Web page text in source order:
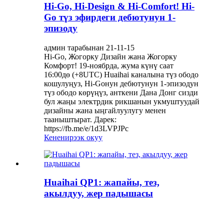
Hi-Go, Hi-Design & Hi-Comfort! Hi-
Go түз эфирдеги дебютунун 1-
эпизоду
админ тарабынан 21-11-15
Hi-Go, Жогорку Дизайн жана Жогорку
Комфорт! 19-ноябрда, жума күнү саат
16:00дө (+8UTC) Huaihai каналына түз ободо
кошулуңуз, Hi-Goнун дебютунун 1-эпизодун
түз ободо көрүңүз, анткени Дана Донг сизди
бул жаңы электрдик рикшанын укмуштуудай
дизайны жана ыңгайлуулугу менен
тааныштырат. Дарек:
https://fb.me/e/1d3LVPJPc
Кененирээк окуу
Huaihai QP1: жапайы, тез,
акылдуу, жер падышасы